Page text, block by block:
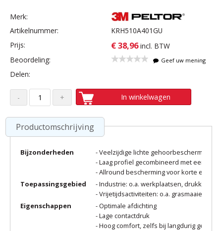
Merk:
Artikelnummer:
KRH510A401GU
Prijs:
€ 38,96 incl. BTW
Beoordeling:
Geef uw mening
Delen:
In winkelwagen
Productomschrijving
Bijzonderheden
- Veelzijdige lichte gehoorbeschermer
- Laag profiel gecombineerd met een
- Allround bescherming voor korte en
Toepassingsgebied
- Industrie: o.a. werkplaatsen,
- Vrijetijdsactiviteiten: o.a. grasmaaien,
Eigenschappen
- Optimale afdichting
- Lage contactdruk
- Hoog comfort, zelfs bij langdurig gebruik